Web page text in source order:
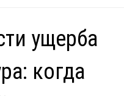
ущерба
когда